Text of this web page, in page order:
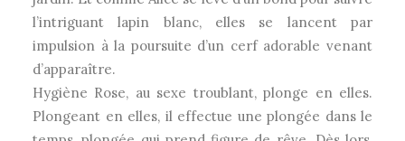
l’intriguant lapin blanc, elles se lancent par
impulsion à la poursuite d’un cerf adorable venant
d’apparaître.
Hygiène Rose, au sexe troublant, plonge en elles.
Plongeant en elles, il effectue une plongée dans le